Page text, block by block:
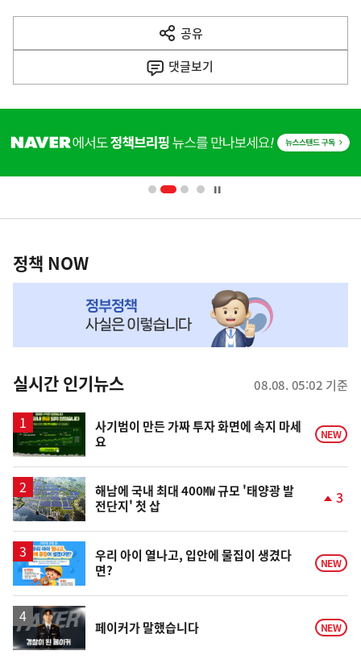
다
음
공유
열
기
댓글보기
단
영
책
NOW,
뉴
스
정책 NOW
실시간 인기뉴스 08.08. 05:02 기준
사기범이 만든 가짜 투자 화면에 속지 마세
요
NEW
해남에 국내 최대 400㎿ 규모 '태양광 발
전단지' 첫 삽
상
승
3
우리 아이 열나고, 입안에 물집이 생겼다
면?
NEW
영
상
페이커가 말했습니다 NEW